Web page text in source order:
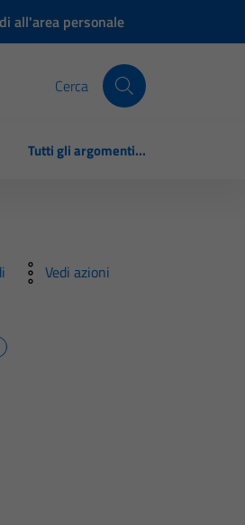
all'area personale
Cerca
Tutti gli argomenti...
Vedi azioni